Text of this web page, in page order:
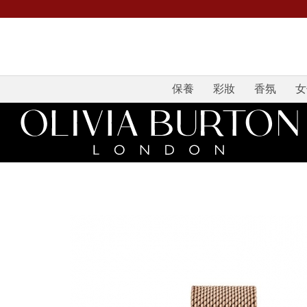
保養 彩妝 香氛